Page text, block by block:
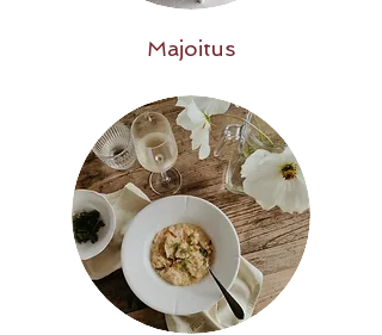
Majoitus